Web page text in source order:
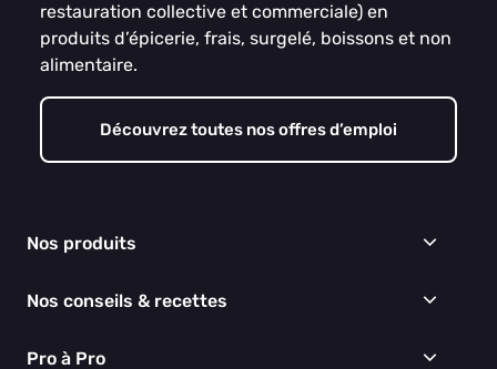
restauration collective et commerciale) en
produits d’épicerie, frais, surgelé, boissons et non
alimentaire.
Découvrez toutes nos offres d’emploi
Nos produits
Épicerie
Boissons
Nos conseils & recettes
Pro à Pro